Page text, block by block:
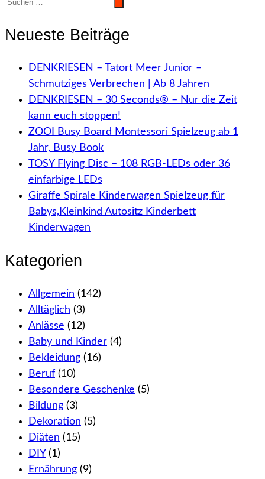
Neueste Beiträge
DENKRIESEN – Tatort Meer Junior –
Schmutziges Verbrechen | Ab 8 Jahren
DENKRIESEN – 30 Seconds® – Nur die Zeit
kann euch stoppen!
ZOOI Busy Board Montessori Spielzeug ab 1
Jahr, Busy Book
TOSY Flying Disc – 108 RGB-LEDs oder 36
einfarbige LEDs
Giraffe Spirale Kinderwagen Spielzeug für
Babys,Kleinkind Autositz Kinderbett
Kinderwagen
Kategorien
Allgemein (142)
Alltäglich (3)
Anlässe (12)
Baby und Kinder (4)
Bekleidung (16)
Beruf (10)
Besondere Geschenke (5)
Bildung (3)
Dekoration (5)
Diäten (15)
DIY(1)
Ernährung (9)